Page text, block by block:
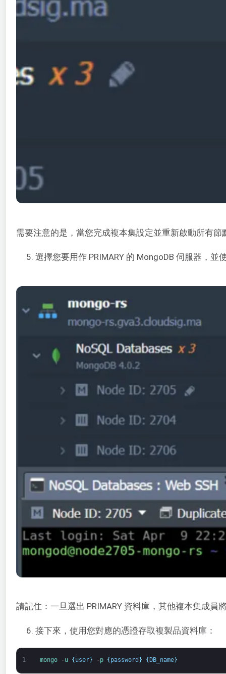
需要注意的是，當您完成複本集設定並重新啟動所有節
5. 選擇您要用作 PRIMARY 的 MongoDB 伺服器，並
請記住：一旦選出 PRIMARY 資料庫，其他複本集成
6. 接下來，使用您對應的憑證存取複製品資料庫：
1 mongo -u {user} -p {password } {DB_name}